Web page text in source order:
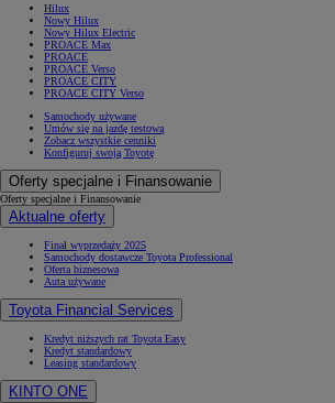
Hilux
Nowy Hilux
Nowy Hilux Electric
PROACE Max
PROACE
PROACE Verso
PROACE CITY
PROACE CITY Verso
Samochody używane
Umów się na jazdę testową
Zobacz wszystkie cenniki
Konfiguruj swoją Toyotę
Oferty specjalne i Finansowanie
Oferty specjalne i Finansowanie
Aktualne oferty
Finał wyprzedaży 2025
Samochody dostawcze Toyota Professional
Oferta biznesowa
Auta używane
Toyota Financial Services
Kredyt niższych rat Toyota Easy
Kredyt standardowy
Leasing standardowy
KINTO ONE